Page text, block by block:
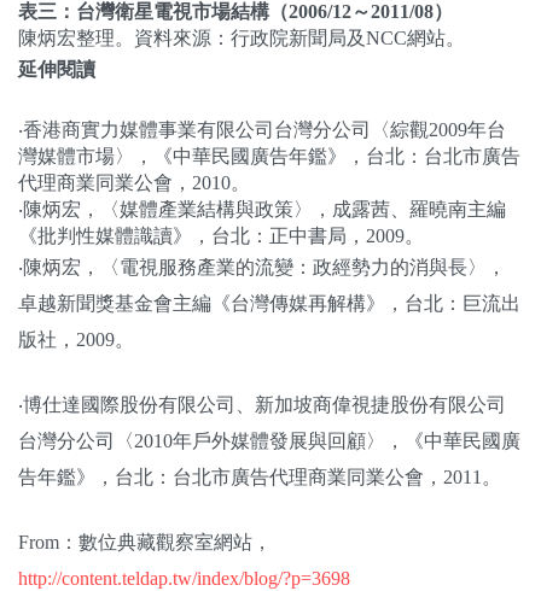
表三：台灣衛星電視市場結構（2006/12～2011/08）
陳炳宏整理。資料來源：行政院新聞局及NCC網站。
延伸閱讀
‧香港商實力媒體事業有限公司台灣分公司〈綜觀2009年台
灣媒體市場〉，《中華民國廣告年鑑》，台北：台北市廣告
代理商業同業公會， 2010。
‧陳炳宏，〈媒體產業結構與政策〉，成露茜、羅曉南主編
《批判性媒體識讀》，台北：正中書局， 2009。
‧陳炳宏，〈電視服務產業的流變：政經勢力的消與長〉，
卓越新聞獎基金會主編《台灣傳媒再解構》，台北：巨流出
版社， 2009。
‧博仕達國際股份有限公司、新加坡商偉視捷股份有限公司
台灣分公司〈2010年戶外媒體發展與回顧〉，《中華民國廣
告年鑑》，台北：台北市廣告代理商業同業公會， 2011 。
From：數位典藏觀察室網站，
http://content.teldap.tw/index/blog/?p=3698